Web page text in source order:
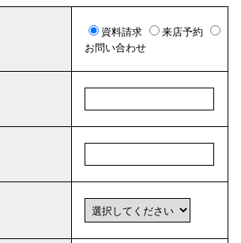
資料請求
来店予約
お問い合わせ